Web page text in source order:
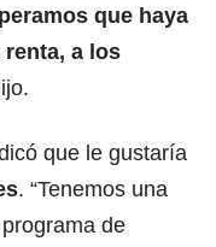
que haya
a los
que le gustaría
. “Tenemos una
de